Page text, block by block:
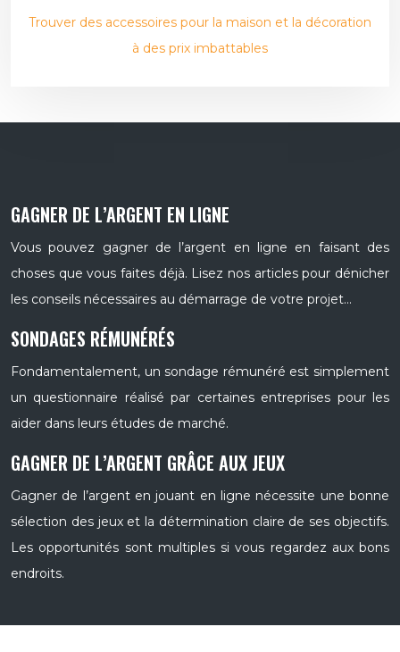
Trouver des accessoires pour la maison et la décoration
à des prix imbattables
GAGNER DE L’ARGENT EN LIGNE
Vous pouvez gagner de l’argent en ligne en faisant des
choses que vous faites déjà. Lisez nos articles pour dénicher
les conseils nécessaires au démarrage de votre projet…
SONDAGES RÉMUNÉRÉS
Fondamentalement, un sondage rémunéré est simplement
un questionnaire réalisé par certaines entreprises pour les
aider dans leurs études de marché.
GAGNER DE L’ARGENT GRÂCE AUX JEUX
Gagner de l’argent en jouant en ligne nécessite une bonne
sélection des jeux et la détermination claire de ses objectifs.
Les opportunités sont multiples si vous regardez aux bons
endroits.